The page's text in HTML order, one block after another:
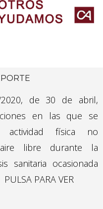
2020, de 30 de abril,
en las que se
actividad física no
libre durante la
sanitaria ocasionada
PARA VER